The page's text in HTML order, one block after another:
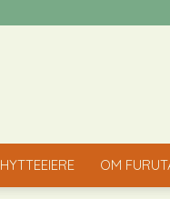
HYTTEEIERE OM